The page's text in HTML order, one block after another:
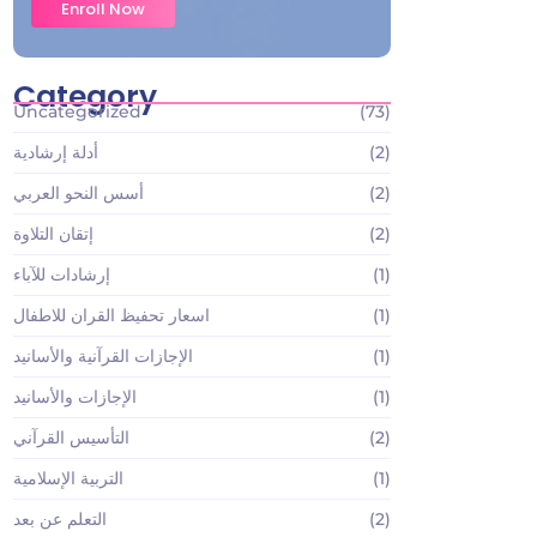
Enroll Now
Category
Uncategorized
(73)
أدلة إرشادية
(2)
أسس النحو العربي
(2)
إتقان التلاوة
(2)
إرشادات للآباء
(1)
اسعار تحفيظ القران للاطفال
(1)
الإجازات القرآنية والأسانيد
(1)
الإجازات والأسانيد
(1)
التأسيس القرآني
(2)
التربية الإسلامية
(1)
التعلم عن بعد
(2)